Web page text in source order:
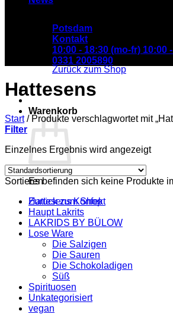
Es befinden sich keine
Zurück zum Shop
Warenkorb
Es befinden sich keine Produkte
Zurück zum Shop
Potsdam
Kontakt
10:00 - 18:30 (mo-fr) 10:00
0331 2005890
Hattesens
Start /Produkte verschlagwortet mit
Filter
Einzelnes Ergebnis wird angezeigt
Sortieren
Hattesens Konfekt
Haupt Lakrits
LAKRIDS BY BÜLOW
Lose Ware
Die Salzigen
Die Sauren
Die Schokoladigen
Süß
Spirituosen
Unkategorisiert
vegan